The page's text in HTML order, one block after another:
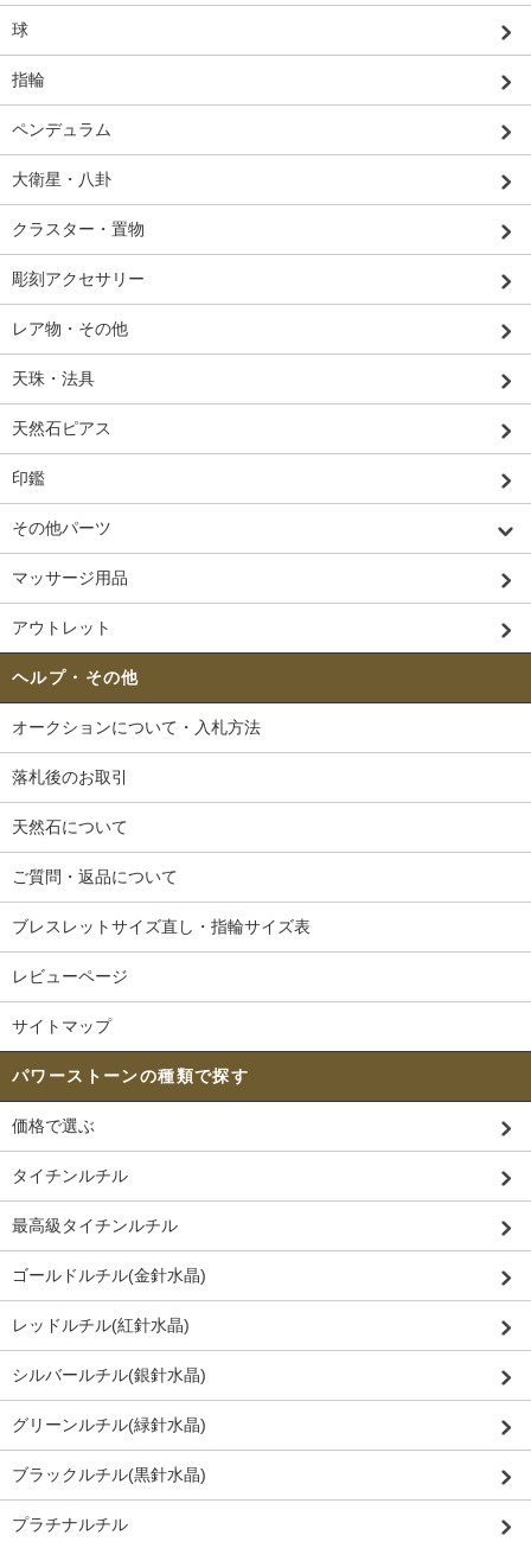
球
指輪
ペンデュラム
大衛星・八卦
クラスター・置物
彫刻アクセサリー
レア物・その他
天珠・法具
天然石ピアス
印鑑
その他パーツ
マッサージ用品
アウトレット
ヘルプ・その他
オークションについて・入札方法
落札後のお取引
天然石について
ご質問・返品について
ブレスレットサイズ直し・指輪サイズ表
レビューページ
サイトマップ
パワーストーンの種類で探す
価格で選ぶ
タイチンルチル
最高級タイチンルチル
ゴールドルチル(金針水晶)
レッドルチル(紅針水晶)
シルバールチル(銀針水晶)
グリーンルチル(緑針水晶)
ブラックルチル(黒針水晶)
プラチナルチル